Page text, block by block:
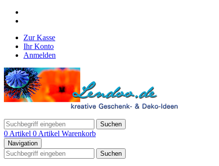
Zur Kasse
Ihr Konto
Anmelden
Suchen
0 Artikel 0 Artikel Warenkorb
Navigation
Suchen